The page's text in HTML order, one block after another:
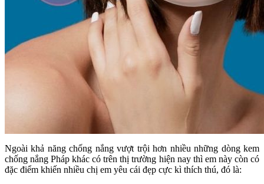
Ngoài khả năng chống nắng vượt trội hơn nhiều những dòng kem
chống nắng Pháp khác có trên thị trường hiện nay thì em này còn có
đặc điểm khiến nhiều chị em yêu cái đẹp cực kì thích thú, đó là: